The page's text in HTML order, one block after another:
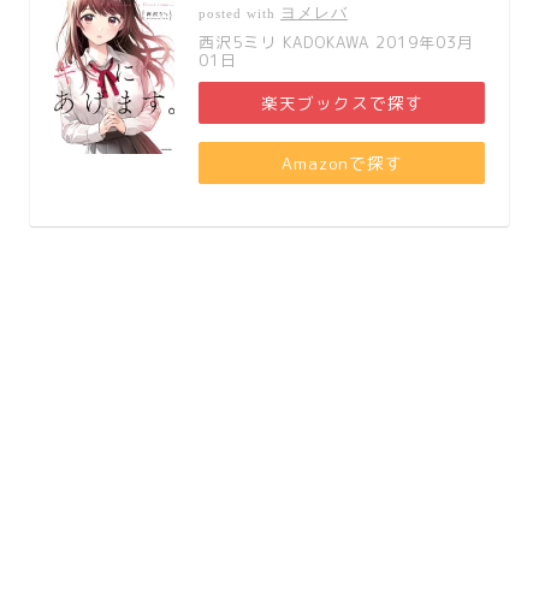
posted with ヨメレバ
西沢5ミリ KADOKAWA 2019年03月
01日
楽天ブックスで探す
Amazonで探す